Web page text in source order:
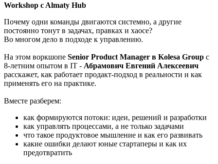
Workshop c Almaty Hub
Почему одни команды двигаются системно, а другие
постоянно тонут в задачах, правках и хаосе?
Во многом дело в подходе к управлению.
На этом воркшопе Senior Product Manager в Kolesa Group с
8-летним опытом в IT - Абрамович Евгений Алексеевич
расскажет, как работает продакт-подход в реальности и как
применять его на практике.
Вместе разберем:
как формируются потоки: идеи, решений и разработки
как управлять процессами, а не только задачами
что такое продуктовое мышление и как его развивать
какие ошибки делают юные стартаперы и как их
предотвратить